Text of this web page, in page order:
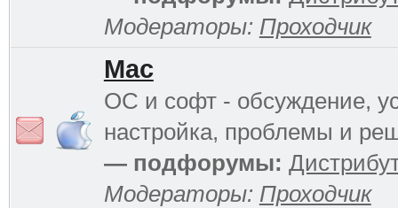
Модераторы: Проходчик
Mac
ОС и софт - обсуждение,
настройка, проблемы и
— подфорумы:
Модераторы: Проходчик